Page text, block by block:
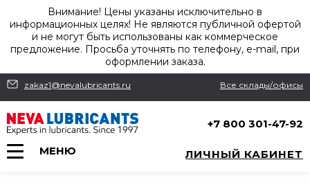
Внимание! Цены указаны исключительно в
информационных целях! Не являются публичной офертой
и не могут быть использованы как коммерческое
предложение. Просьба уточнять по телефону, e-mail, при
оформлении заказа.
zakaz1@nevalubricants.ru Все склады/офисы
+7 800 301-47-92
МЕНЮ ЛИЧНЫЙ КАБИНЕТ